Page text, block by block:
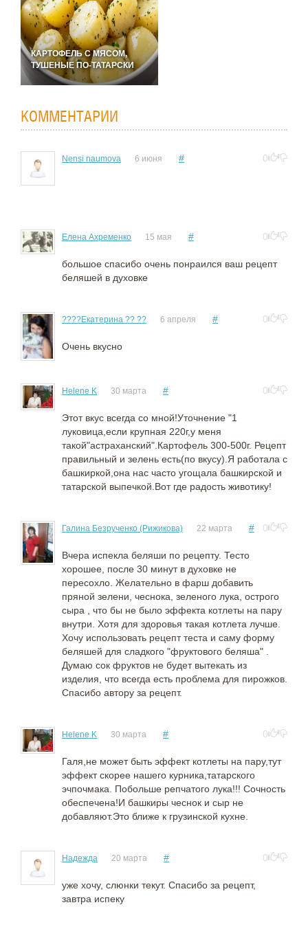
КАРТОФЕЛЬ С МЯСОМ,
ТУШЕНЫЕ ПО-ТАТАРСКИ
КОММЕНТАРИИ
Nensi naumova 6 июня # 0
Елена Ахременко 15 мая # 0
большое спасибо очень понраился ваш рецепт
беляшей в духовке
????Екатерина ?? ?? 6 апреля # 0
Очень вкусно
Helene K 30 марта # 0
Этот вкус всегда со мной!Уточнение "1
луковица,если крупная 220г,у меня
такой"астраханский".Картофель 300-500г. Рецепт
правильный и зелень есть(по вкусу).Я работала с
башкиркой,она нас часто угощала башкирской и
татарской выпечкой.Вот где радость животику!
Галина Безрученко (Рижикова) 22 марта # 0
Вчера испекла беляши по рецепту. Тесто
хорошее, после 30 минут в духовке не
пересохло. Желательно в фарш добавить
пряной зелени, чеснока, зеленого лука, острого
сыра , что бы не было эффекта котлеты на пару
внутри. Хотя для здоровья такая котлета лучше.
Хочу использовать рецепт теста и саму форму
беляшей для сладкого "фруктового беляша" .
Думаю сок фруктов не будет вытекать из
изделия, что всегда есть проблема для пирожков.
Спасибо автору за рецепт.
Helene K 30 марта # 0
Галя,не может быть эффект котлеты на пару,тут
эффект скорее нашего курника,татарского
эчпочмака. Побольше репчатого лука!!! Сочность
обеспечена!И башкиры чеснок и сыр не
добавляют.Это ближе к грузинской кухне.
Надежда 20 марта # 0
уже хочу, слюнки текут. Спасибо за рецепт,
завтра испеку